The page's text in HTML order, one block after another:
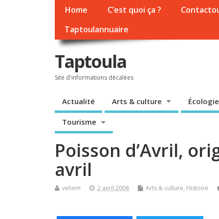
Home C’est quoi ça ?
Taptoulannuaire
Taptoula
Site d'informations décalées
Actualité Arts & culture Écologie
Tourisme
Poisson d’Avril,
avril
vehem 2 avril 2008 Arts & culture, Histoire